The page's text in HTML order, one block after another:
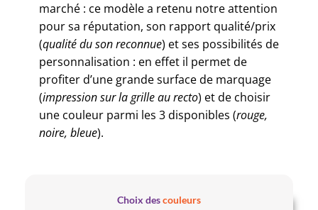
marché : ce modèle a retenu notre attention
pour sa réputation, son rapport qualité/prix
(qualité du son reconnue) et ses possibilités de
personnalisation : en effet il permet de
profiter d’une grande surface de marquage
(impression sur la grille au recto) et de choisir
une couleur parmi les 3 disponibles (rouge,
noire, bleue).
Choix descouleurs